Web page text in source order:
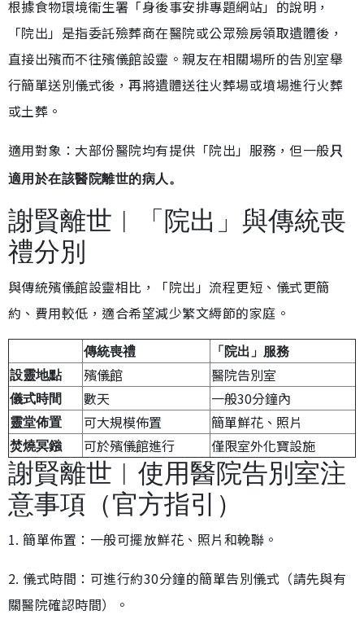
根據食物環境衞生署「身後事安排專題網站」的說明，
「院出」是指委託殮葬商在醫院或公眾殮房領取遺體後，
直接出殯而不往殯儀館設靈。親友在相關場所的告別室舉
行簡單送別儀式後，再將遺體送往火葬場或墳場進行火葬
或土葬。
適用對象：大部份醫院均有提供「院出」服務，但一般只
適用於在該醫院離世的病人。
謝賢離世︱「院出」與傳統喪
禮分別
與傳統殯儀館設靈相比，「院出」流程更短、儀式更簡
約、費用較低，適合希望減少繁文縟節的家庭。
傳統喪禮
「院出」服務
設靈地點
殯儀館 醫院告別室
儀式時間 數天 一般30分鐘內
靈堂佈置 可大規模佈置 簡單鮮花、照片
焚燒冥鏹 可於殯儀館進行 僅限室外化寶設施
謝賢離世︱使用醫院告別室注
意事項（官方指引）
1. 簡單佈置：一般可擺放鮮花、照片和輓聯。
2. 儀式時間：可進行約30分鐘的簡單告別儀式（請先與有
關醫院確認時間）。